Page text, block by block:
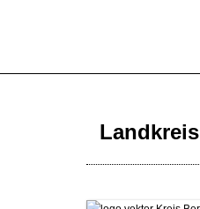
Landkreis